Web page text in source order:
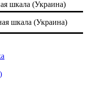
Межд. рейтинг в ин.
шкала (Украина)